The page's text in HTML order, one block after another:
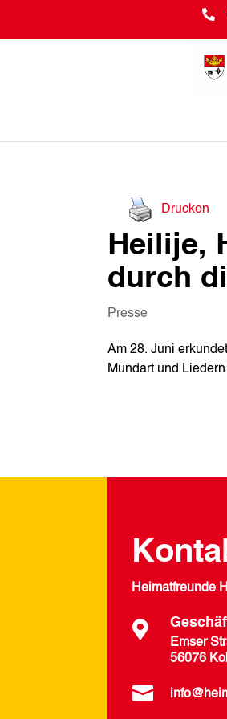

Drucken
Heilije,
durch
Presse
Am 28. Juni
Mundart und
Heimatfreunde

Emser
56076
